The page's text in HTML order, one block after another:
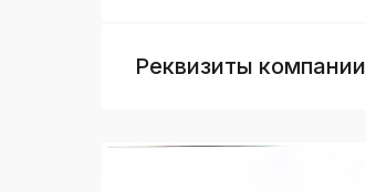
Реквизиты компании